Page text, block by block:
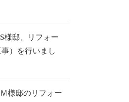
様邸、リフォー
）を行いまし
様邸のリフォー